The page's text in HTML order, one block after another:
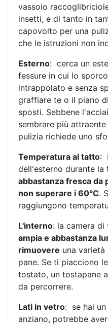
vassoio
insetti, e di tanto in
capovolto per una
che le istruzioni non
Esterno: cerca un
fessure in cui lo
intrappolato e senza
graffiare te o il piano
sposti. Sebbene
sembrare più
pulizia richiede uno
Temperatura al tatto:
dell'esterno durante la
abbastanza fresca da
non superare i 60°C.
raggiungono
L'interno: la camera
ampia e abbastanza
rimuovere una
pane. Se ti piacciono
tostato, un tostapane
da percorrere.
Lati in vetro: se hai
anziano, potrebbe